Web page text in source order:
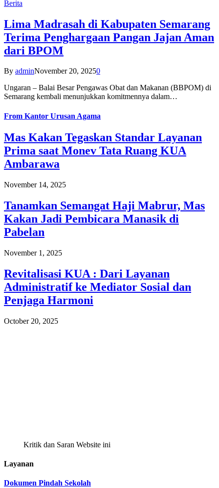
Berita
Lima Madrasah di Kabupaten Semarang
Terima Penghargaan Pangan Jajan Aman
dari BPOM
By adminNovember 20, 20250
Ungaran – Balai Besar Pengawas Obat dan Makanan (BBPOM) di
Semarang kembali menunjukkan komitmennya dalam…
From Kantor Urusan Agama
Mas Kakan Tegaskan Standar Layanan
Prima saat Monev Tata Ruang KUA
Ambarawa
November 14, 2025
Tanamkan Semangat Haji Mabrur, Mas
Kakan Jadi Pembicara Manasik di
Pabelan
November 1, 2025
Revitalisasi KUA : Dari Layanan
Administratif ke Mediator Sosial dan
Penjaga Harmoni
October 20, 2025
Kritik dan Saran Website ini
Layanan
Dokumen Pindah Sekolah